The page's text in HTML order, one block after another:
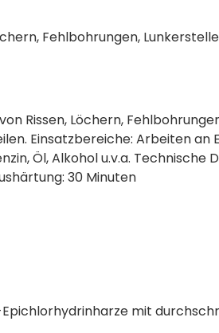
Fehlbohrungen,
Rissen, Löchern,
Einsatzbereiche: Arbeiten an
Öl, Alkohol u.v.a.
30 Minuten
mit